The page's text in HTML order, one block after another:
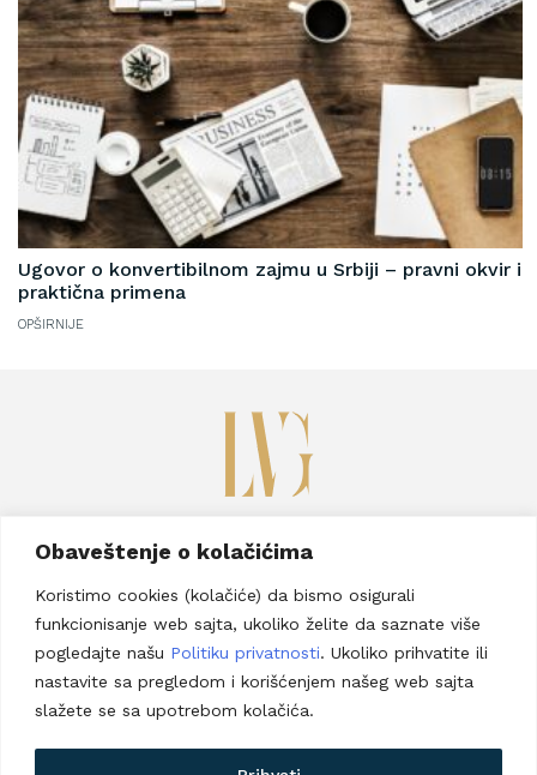
Obaveštenje o kolačićima
Koristimo cookies (kolačiće) da bismo osigurali
funkcionisanje web sajta, ukoliko želite da saznate više
pogledajte našu Politiku privatnosti. Ukoliko prihvatite ili
nastavite sa pregledom i korišćenjem našeg web sajta
slažete se sa upotrebom kolačića.
Ugovor o konvertibilnom zajmu u Srbiji – pravni okvir i
praktična primena
OPŠIRNIJE
Savska 17b, Beograd
Email adresa:lucija@vraneseviclaw.com
Prijavi se za newsletter
Politika privatnosti Uslovi korišćenja veb sajta